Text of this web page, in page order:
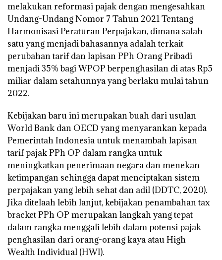
melakukan reformasi pajak dengan mengesahkan
Undang-Undang Nomor 7 Tahun 2021 Tentang
Harmonisasi Peraturan Perpajakan, dimana salah
satu yang menjadi bahasannya adalah terkait
perubahan tarif dan lapisan PPh Orang Pribadi
menjadi 35% bagi WPOP berpenghasilan di atas Rp5
miliar dalam setahunnya yang berlaku mulai tahun
2022.
Kebijakan baru ini merupakan buah dari usulan
World Bank dan OECD yang menyarankan kepada
Pemerintah Indonesia untuk menambah lapisan
tarif pajak PPh OP dalam rangka untuk
meningkatkan penerimaan negara dan menekan
ketimpangan sehingga dapat menciptakan sistem
perpajakan yang lebih sehat dan adil (DDTC, 2020).
Jika ditelaah lebih lanjut, kebijakan penambahan tax
bracket PPh OP merupakan langkah yang tepat
dalam rangka menggali lebih dalam potensi pajak
penghasilan dari orang-orang kaya atau High
Wealth Individual (HWI).